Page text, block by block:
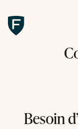
Figo
Besoin